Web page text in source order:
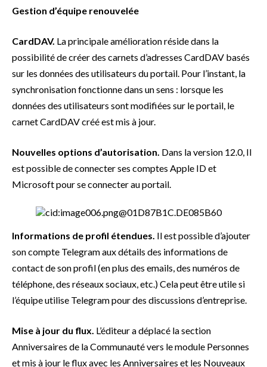
Gestion d’équipe renouvelée
CardDAV. La principale amélioration réside dans la
possibilité de créer des carnets d’adresses CardDAV basés
sur les données des utilisateurs du portail. Pour l’instant, la
synchronisation fonctionne dans un sens : lorsque les
données des utilisateurs sont modifiées sur le portail, le
carnet CardDAV créé est mis à jour.
Nouvelles options d’autorisation. Dans la version 12.0, Il
est possible de connecter ses comptes Apple ID et
Microsoft pour se connecter au portail.
Informations de profil étendues. Il est possible d’ajouter
son compte Telegram aux détails des informations de
contact de son profil (en plus des emails, des numéros de
téléphone, des réseaux sociaux, etc.) Cela peut être utile si
l’équipe utilise Telegram pour des discussions d’entreprise.
Mise à jour du flux. L’éditeur a déplacé la section
Anniversaires de la Communauté vers le module Personnes
et mis à jour le flux avec les Anniversaires et les Nouveaux